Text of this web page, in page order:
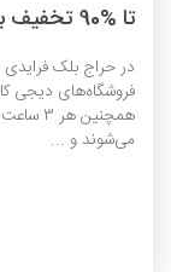
تا %90 تخفیف بلک فرایدی دیجی پی
در حراج بلک فرایدی
فروشگاه‌های دیجی
می‌شوند و ...